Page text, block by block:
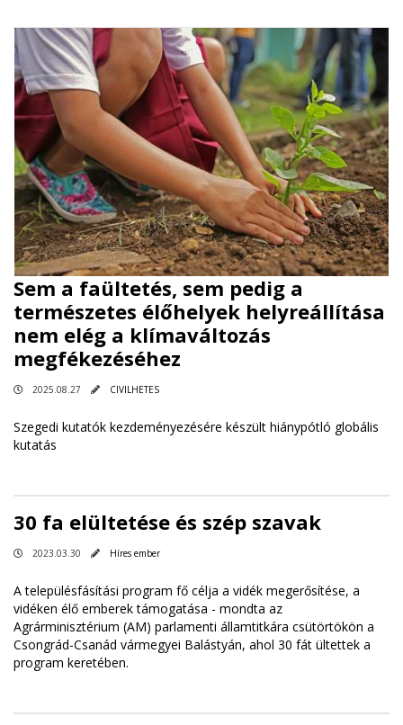
Sem a faültetés, sem pedig a
természetes élőhelyek helyreállítása
nem elég a klímaváltozás
megfékezéséhez
2025.08.27 CIVILHETES
Szegedi kutatók kezdeményezésére készült hiánypótló globális
kutatás
30 fa elültetése és szép szavak
2023.03.30 Híres ember
A településfásítási program fő célja a vidék megerősítése, a
vidéken élő emberek támogatása - mondta az
Agrárminisztérium (AM) parlamenti államtitkára csütörtökön a
Csongrád-Csanád vármegyei Balástyán, ahol 30 fát ültettek a
program keretében.